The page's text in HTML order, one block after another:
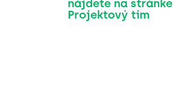
nájdete na stránke
Projektový tím